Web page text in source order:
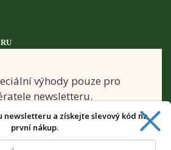
výhody pouze pro
newsletteru.
newsletteru a získejte slevový kód na
první nákup.